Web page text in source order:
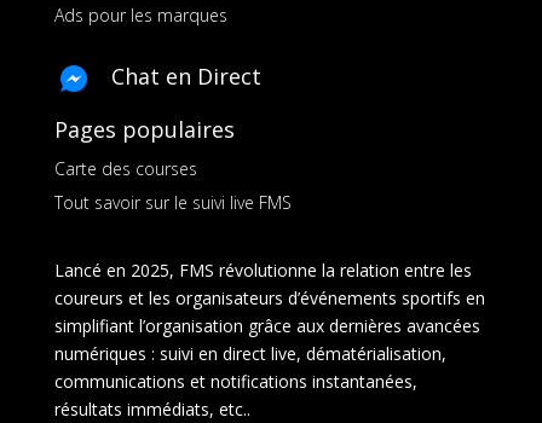
Ads pour les marques
Chat en Direct
Pages populaires
Carte des courses
Tout savoir sur le suivi live FMS
Lancé en 2025, FMS révolutionne la relation entre les
coureurs et les organisateurs d’événements sportifs en
simplifiant l’organisation grâce aux dernières avancées
numériques : suivi en direct live, dématérialisation,
communications et notifications instantanées,
résultats immédiats, etc..